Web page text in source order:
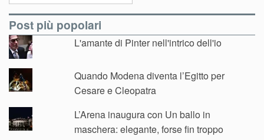
Post più popolari
L'amante di Pinter nell'intrico dell'io
Quando Modena diventa l’Egitto per
Cesare e Cleopatra
L’Arena inaugura con Un ballo in
maschera: elegante, forse fin troppo